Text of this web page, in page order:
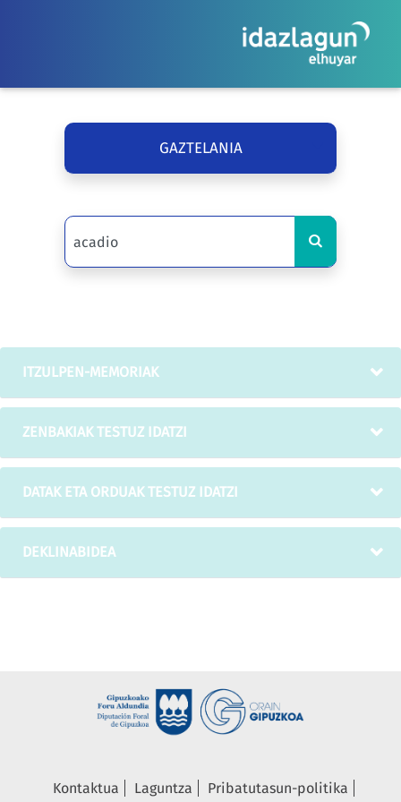
GAZTELANIA
ITZULPEN-MEMORIAK
ZENBAKIAK TESTUZ IDATZI
DATAK ETA ORDUAK TESTUZ IDATZI
DEKLINABIDEA
Kontaktua Laguntza
Pribatutasun-politika